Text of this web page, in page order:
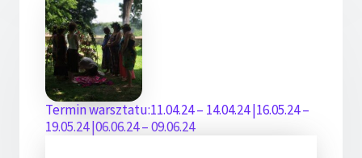
Termin warsztatu:11.04.24 – 14.04.24 |16.05.24 –
19.05.24 |06.06.24 – 09.06.24